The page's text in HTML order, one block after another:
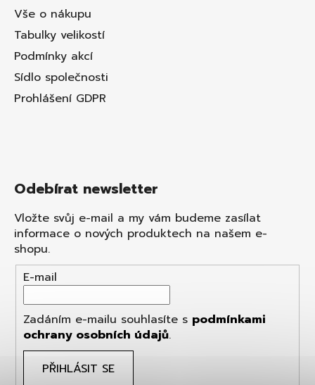
Vše o nákupu
Tabulky velikostí
Podmínky akcí
Sídlo společnosti
Prohlášení GDPR
Odebírat newsletter
Vložte svůj e-mail a my vám budeme zasílat
informace o nových produktech na našem e-
shopu.
E-mail
Zadáním e-mailu souhlasíte s podmínkami
ochrany osobních údajů.
PŘIHLÁSIT SE